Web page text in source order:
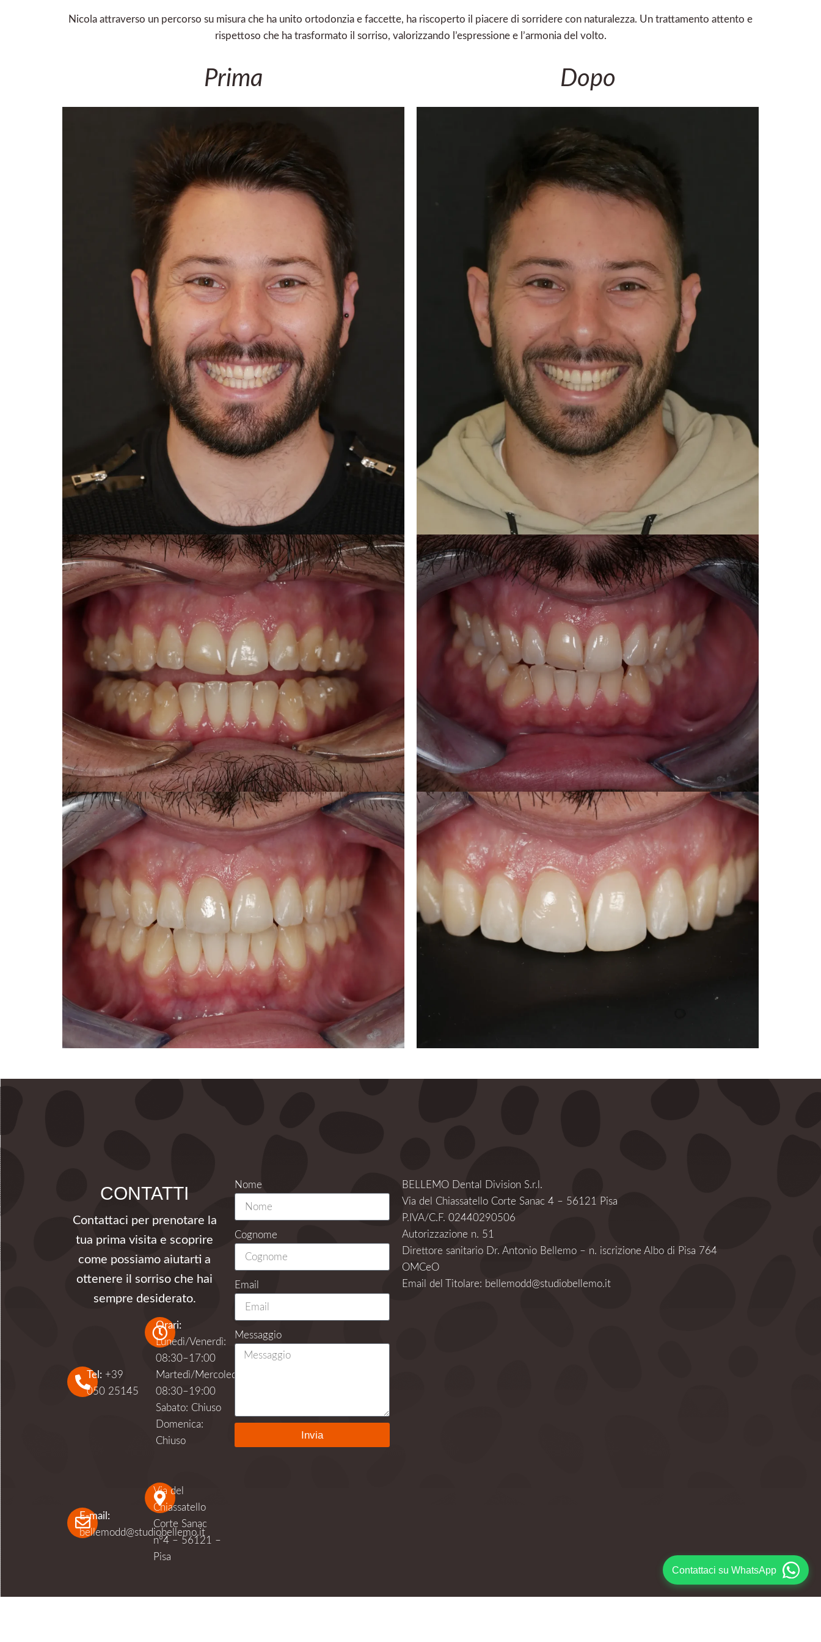
Contattaci su WhatsApp
Nicola attraverso un percorso su misura che ha unito ortodonzia e faccette, ha riscoperto il piacere di sorridere con naturalezza. Un trattamento attento e
rispettoso che ha trasformato il sorriso, valorizzando l’espressione e l’armonia del volto.
Prima Dopo
CONTATTI
Contattaci per prenotare la
tua prima visita e scoprire
come possiamo aiutarti a
ottenere il sorriso che hai
sempre desiderato.
Tel: +39
050 25145
Orari:
Lunedì/Venerdì:
08:30–17:00
Martedì/Mercoledì/Giovedì:
08:30–19:00
Sabato: Chiuso
Domenica:
Chiuso
E-mail:
bellemodd@studiobellemo.it
Via del
Chiassatello
Corte Sanac
n°4 – 56121 –
Pisa
Nome
Cognome
Email
Messaggio
Invia
BELLEMO Dental Division S.r.l.
Via del Chiassatello Corte Sanac 4 – 56121 Pisa
P.IVA/C.F. 02440290506
Autorizzazione n. 51
Direttore sanitario Dr. Antonio Bellemo – n. iscrizione Albo di Pisa 764
OMCeO
Email del Titolare: bellemodd@studiobellemo.it